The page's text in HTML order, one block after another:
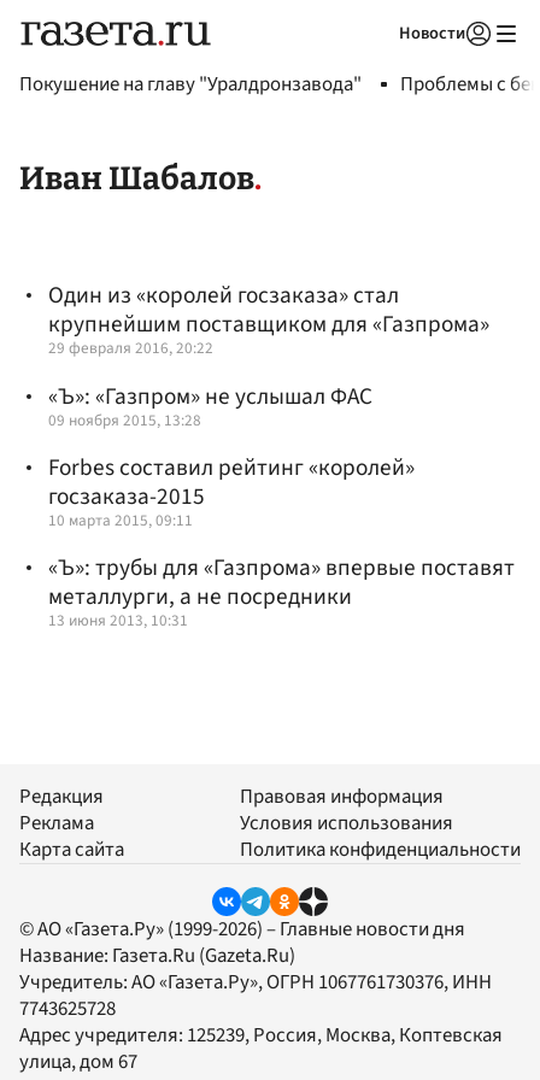
Новости
Покушение на главу "Уралдронзавода" Проблемы с
Иван Шабалов
Один из «королей госзаказа» стал
крупнейшим поставщиком для «Газпрома»
29 февраля 2016, 20:22
«Ъ»: «Газпром» не услышал ФАС
09 ноября 2015, 13:28
Forbes составил рейтинг «королей»
госзаказа-2015
10 марта 2015, 09:11
«Ъ»: трубы для «Газпрома» впервые поставят
металлурги, а не посредники
13 июня 2013, 10:31
Редакция
Реклама
Карта сайта
Правовая информация
Условия использования
Политика конфиденциальности
© АО «Газета.Ру» (1999-2026) – Главные новости дня
Название: Газета.Ru (Gazeta.Ru)
Учредитель:АО «Газета.Ру», ОГРН 1067761730376, ИНН
7743625728
Адрес учредителя: 125239, Россия, Москва, Коптевская
улица, дом 67